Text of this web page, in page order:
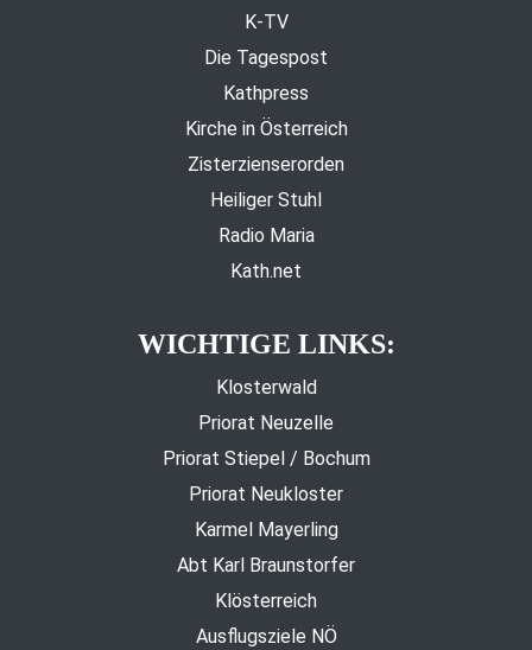
K-TV
Die Tagespost
Kathpress
Kirche in Österreich
Zisterzienserorden
Heiliger Stuhl
Radio Maria
Kath.net
WICHTIGE LINKS:
Klosterwald
Priorat Neuzelle
Priorat Stiepel / Bochum
Priorat Neukloster
Karmel Mayerling
Abt Karl Braunstorfer
Klösterreich
Ausflugsziele NÖ